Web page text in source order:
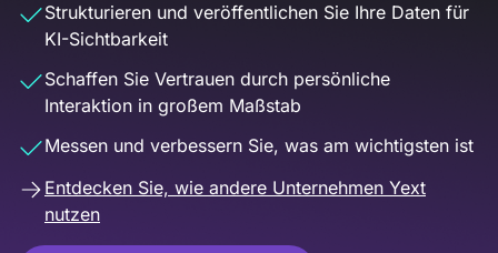
Strukturieren und veröffentlichen Sie Ihre Daten für
KI-Sichtbarkeit
Schaffen Sie Vertrauen durch persönliche
Interaktion in großem Maßstab
Messen und verbessern Sie, was am wichtigsten ist
Entdecken Sie, wie andere Unternehmen Yext
nutzen